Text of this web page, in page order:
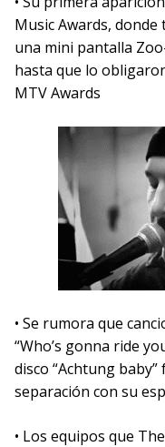
Music Awards,
una mini pantalla
hasta que lo
MTV Awards
• Se rumora que
“Who’s gonna ride
disco “Achtung
separación con su
• Los equipos que